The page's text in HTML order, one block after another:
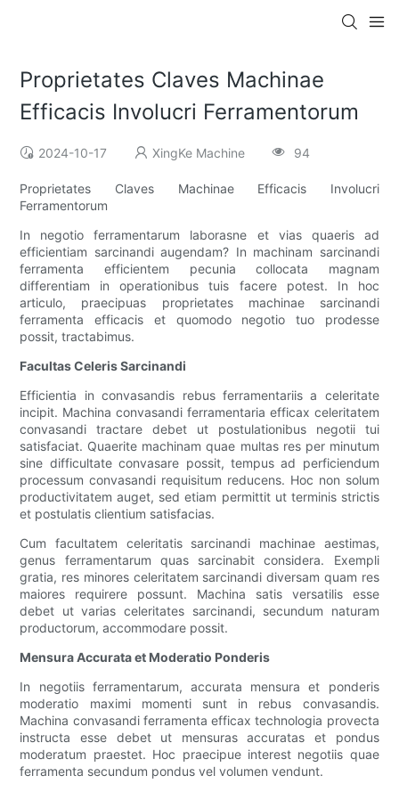
Proprietates Claves Machinae
Efficacis Involucri Ferramentorum
2024-10-17 XingKe Machine 94
Proprietates Claves Machinae Efficacis Involucri
Ferramentorum
In negotio ferramentarum laborasne et vias quaeris ad
efficientiam sarcinandi augendam? In machinam sarcinandi
ferramenta efficientem pecunia collocata magnam
differentiam in operationibus tuis facere potest. In hoc
articulo, praecipuas proprietates machinae sarcinandi
ferramenta efficacis et quomodo negotio tuo prodesse
possit, tractabimus.
Facultas Celeris Sarcinandi
Efficientia in convasandis rebus ferramentariis a celeritate
incipit. Machina convasandi ferramentaria efficax celeritatem
convasandi tractare debet ut postulationibus negotii tui
satisfaciat. Quaerite machinam quae multas res per minutum
sine difficultate convasare possit, tempus ad perficiendum
processum convasandi requisitum reducens. Hoc non solum
productivitatem auget, sed etiam permittit ut terminis strictis
et postulatis clientium satisfacias.
Cum facultatem celeritatis sarcinandi machinae aestimas,
genus ferramentarum quas sarcinabit considera. Exempli
gratia, res minores celeritatem sarcinandi diversam quam res
maiores requirere possunt. Machina satis versatilis esse
debet ut varias celeritates sarcinandi, secundum naturam
productorum, accommodare possit.
Mensura Accurata et Moderatio Ponderis
In negotiis ferramentarum, accurata mensura et ponderis
moderatio maximi momenti sunt in rebus convasandis.
Machina convasandi ferramenta efficax technologia provecta
instructa esse debet ut mensuras accuratas et pondus
moderatum praestet. Hoc praecipue interest negotiis quae
ferramenta secundum pondus vel volumen vendunt.